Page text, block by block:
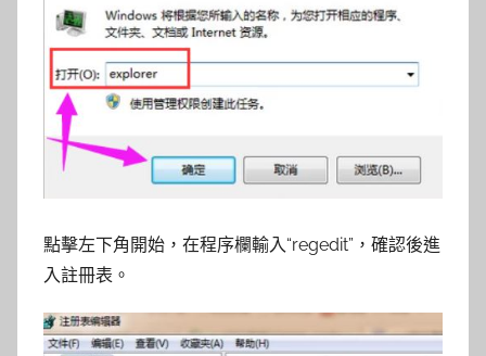
點擊左下角開始，在程序欄輸入“regedit”，確認後進
入註冊表。